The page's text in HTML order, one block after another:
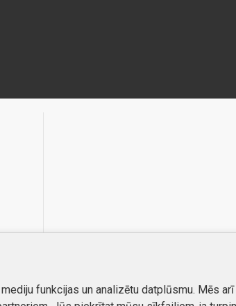
funkcijas un analizētu datplūsmu. Mēs